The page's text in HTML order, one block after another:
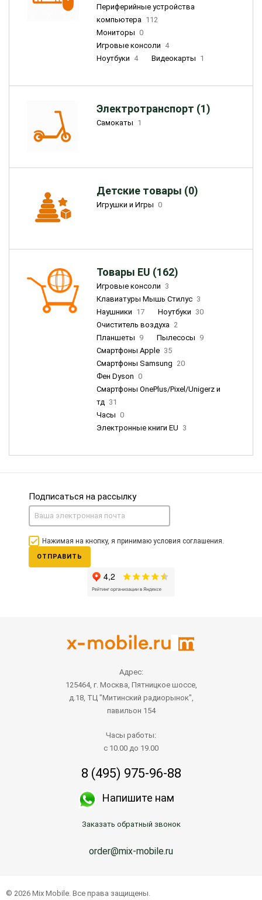
Периферийные устройства
компьютера 112
Мониторы 0
Игровые консоли 4
Ноутбуки 4 Видеокарты 1
Электротранспорт (1)
Самокаты 1
Детские товары (0)
Игрушки и Игры 0
Товары EU (162)
Игровые консоли 3
Клавиатуры Мышь Стилус 3
Наушники 17 Ноутбуки 30
Очиститель воздуха 2
Планшеты 9 Пылесосы 9
Смартфоны Apple 35
Смартфоны Samsung 20
Фен Dyson 0
Смартфоны OnePlus/Pixel/Unigerz и
тд 31
Часы 0
Электронные книги EU 3
Подписаться на рассылку
Нажимая на кнопку, я принимаю условия соглашения.
ОТПРАВИТЬ
Адрес:
125464, г. Москва, Пятницкое шоссе,
д.18, ТЦ "Митинский радиорынок",
павильон 154
Часы работы:
с 10.00 до 19.00
8 (495) 975-96-88
Напишите нам
Заказать обратный звонок
order@mix-mobile.ru
© 2026 Mix Mobile. Все права защищены.